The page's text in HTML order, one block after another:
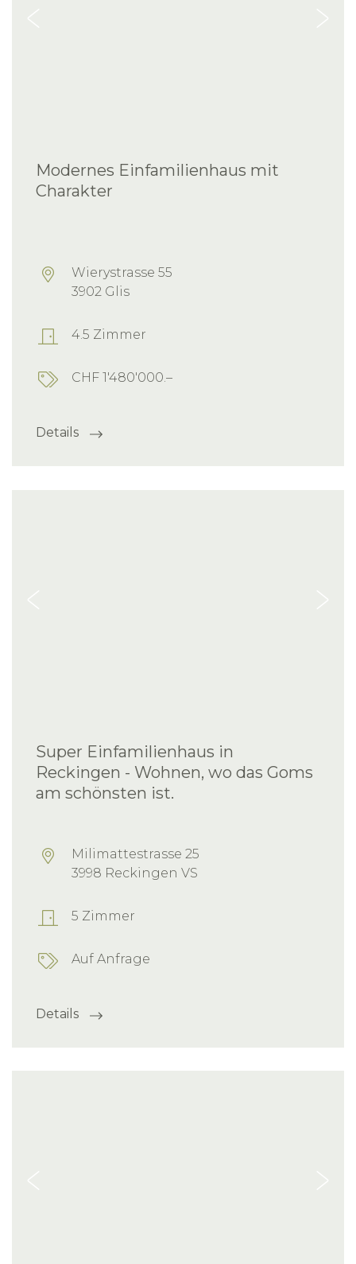
Modernes Einfamilienhaus mit
Charakter
Wierystrasse 55
3902 Glis
4.5 Zimmer
CHF 1'480'000.–
Details
Super Einfamilienhaus in
Reckingen - Wohnen, wo das Goms
am schönsten ist.
Milimattestrasse 25
3998 Reckingen VS
5 Zimmer
Auf Anfrage
Details